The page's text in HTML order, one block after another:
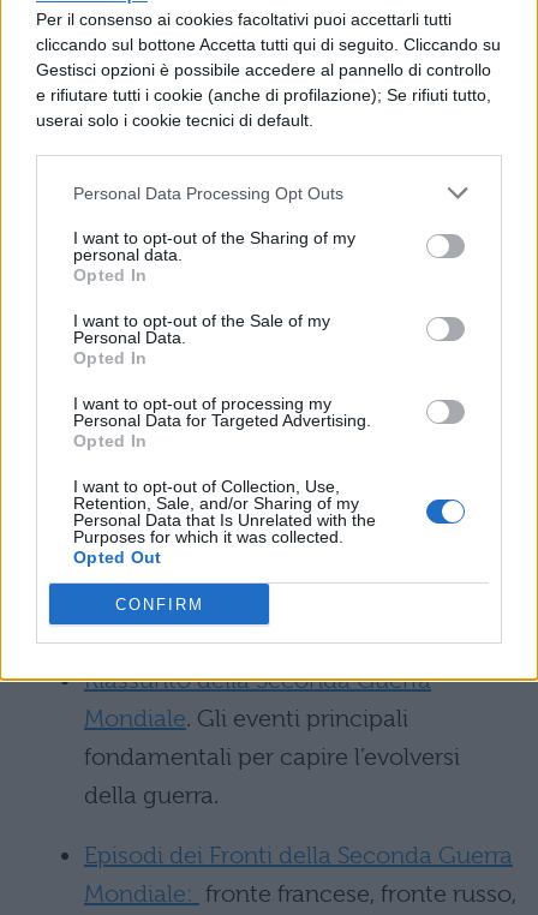
Per il consenso ai cookies facoltativi puoi accettarli tutti
cliccando sul bottone Accetta tutti qui di seguito. Cliccando su
Gestisci opzioni è possibile accedere al pannello di controllo
e rifiutare tutti i cookie (anche di profilazione); Se rifiuti tutto,
userai solo i cookie tecnici di default.
Personal Data Processing Opt Outs
I want to opt-out of the Sharing of my
personal data.
Opted In
I want to opt-out of the Sale of my
Personal Data.
Opted In
I want to opt-out of processing my
Personal Data for Targeted Advertising.
Opted In
I want to opt-out of Collection, Use,
Retention, Sale, and/or Sharing of my
Personal Data that Is Unrelated with the
Purposes for which it was collected.
Opted Out
CONFIRM
GUERRA MONDIALE: SINTESI,
RIASSUNTI E TESINE.Approfondisci
questa parte di storia con le nostre risorse
per i tuoi compiti:
Appunti sulla seconda guerra
mondiale: dalle cause alla definitiva
sconfitta della Germania
Riassunto della Seconda Guerra
Mondiale. Gli eventi principali
fondamentali per capire l’evolversi
della guerra.
Episodi dei Fronti della Seconda Guerra
Mondiale: fronte francese, fronte russo,